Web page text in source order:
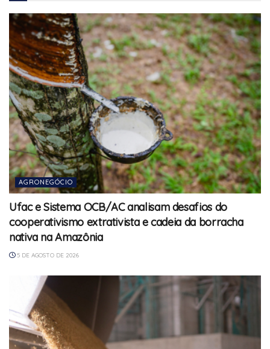
AGRONEGÓCIO
Ufac e Sistema OCB/AC analisam desafios do
cooperativismo extrativista e cadeia da borracha
nativa na Amazônia
5 DE AGOSTO DE 2026